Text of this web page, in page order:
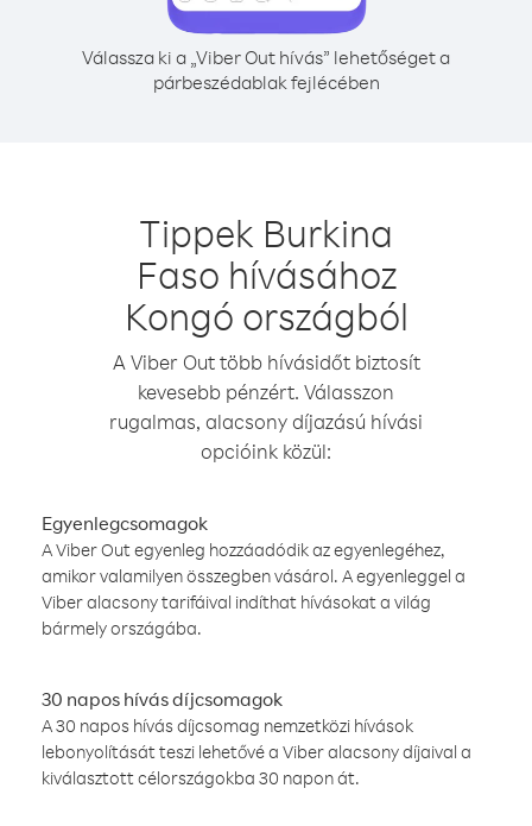
Válassza ki a „Viber Out hívás” lehetőséget a
párbeszédablak fejlécében
Tippek Burkina
Faso hívásához
Kongó országból
A Viber Out több hívásidőt biztosít
kevesebb pénzért. Válasszon
rugalmas, alacsony díjazású hívási
opcióink közül:
Egyenlegcsomagok
A Viber Out egyenleg hozzáadódik az egyenlegéhez,
amikor valamilyen összegben vásárol. A egyenleggel a
Viber alacsony tarifáival indíthat hívásokat a világ
bármely országába.
30 napos hívás díjcsomagok
A 30 napos hívás díjcsomag nemzetközi hívások
lebonyolítását teszi lehetővé a Viber alacsony díjaival a
kiválasztott célországokba 30 napon át.